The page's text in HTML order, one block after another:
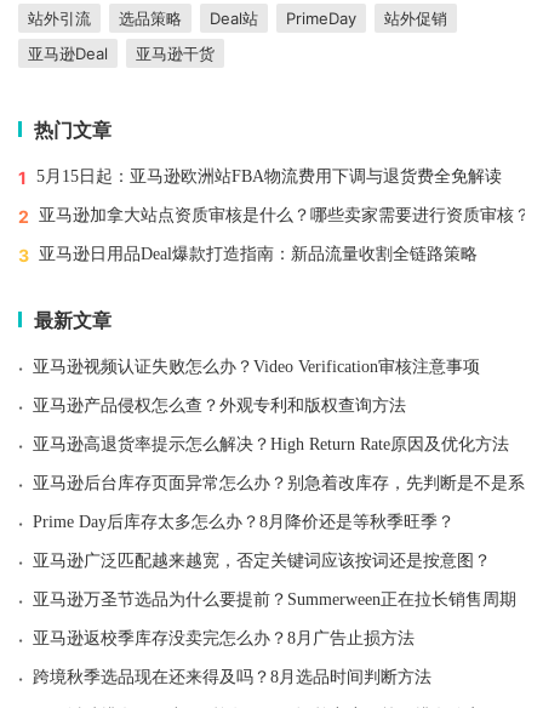
站外引流
选品策略 Deal站 PrimeDay
站外促销
亚马逊Deal
亚马逊干货
热门文章
1 5月15日起：亚马逊欧洲站FBA物流费用下调与退货费全免解读
2 亚马逊加拿大站点资质审核是什么？哪些卖家需要进行资质审核？
3 亚马逊日用品Deal爆款打造指南：新品流量收割全链路策略
最新文章
· 亚马逊视频认证失败怎么办？Video Verification审核注意事项
· 亚马逊产品侵权怎么查？外观专利和版权查询方法
· 亚马逊高退货率提示怎么解决？High Return Rate原因及优化方法
· 亚马逊后台库存页面异常怎么办？别急着改库存，先判断是不是系
· Prime Day后库存太多怎么办？8月降价还是等秋季旺季？
· 亚马逊广泛匹配越来越宽，否定关键词应该按词还是按意图？
· 亚马逊万圣节选品为什么要提前？Summerween正在拉长销售周期
· 亚马逊返校季库存没卖完怎么办？8月广告止损方法
· 跨境秋季选品现在还来得及吗？8月选品时间判断方法